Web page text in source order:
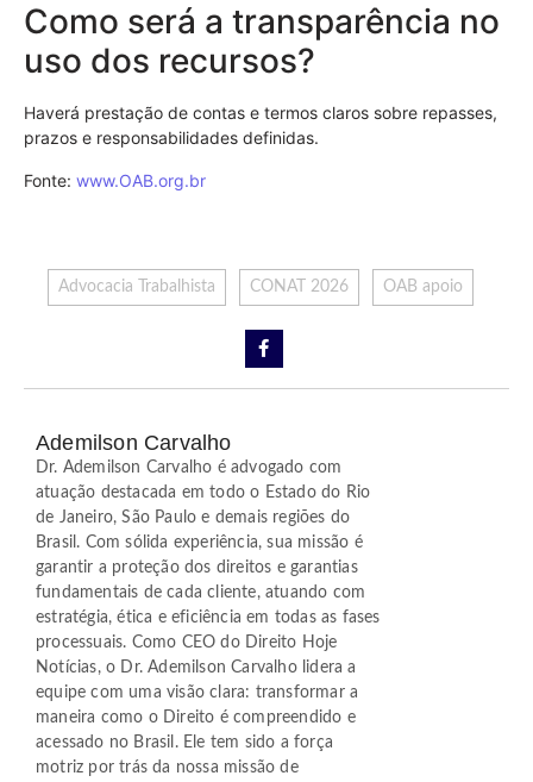
Como será a transparência no
uso dos recursos?
Haverá prestação de contas e termos claros sobre repasses,
prazos e responsabilidades definidas.
Fonte: www.OAB.org.br
Advocacia Trabalhista CONAT 2026 OAB apoio
Ademilson Carvalho
Dr. Ademilson Carvalho é advogado com
atuação destacada em todo o Estado do Rio
de Janeiro, São Paulo e demais regiões do
Brasil. Com sólida experiência, sua missão é
garantir a proteção dos direitos e garantias
fundamentais de cada cliente, atuando com
estratégia, ética e eficiência em todas as fases
processuais. Como CEO do Direito Hoje
Notícias, o Dr. Ademilson Carvalho lidera a
equipe com uma visão clara: transformar a
maneira como o Direito é compreendido e
acessado no Brasil. Ele tem sido a força
motriz por trás da nossa missão de